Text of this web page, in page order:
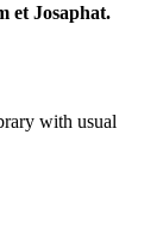
et Josaphat.
with usual